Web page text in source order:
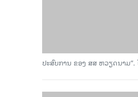
ປະສົບການ ຂອງ ສສ ຫວຽດນາມ